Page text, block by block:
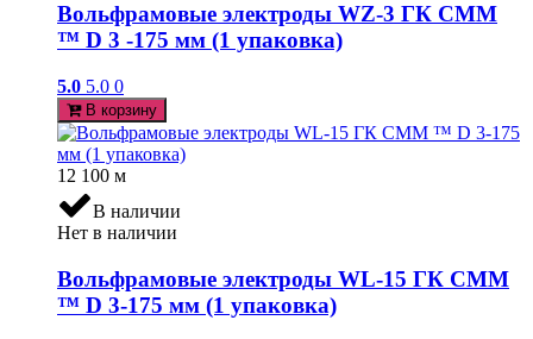
Вольфрамовые электроды WZ-3 ГК СММ
™ D 3 -175 мм (1 упаковка)
5.0 5.0 0
В корзину
12 100 м
В наличии
Нет в наличии
Вольфрамовые электроды WL-15 ГК СММ
™ D 3-175 мм (1 упаковка)